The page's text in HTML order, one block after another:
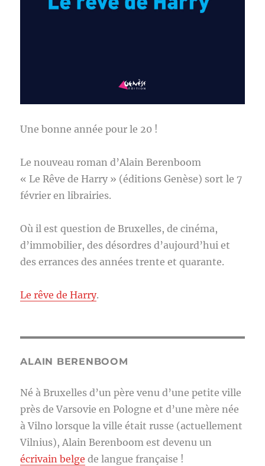
Une bonne année pour le 20 !
Le nouveau roman d’Alain Berenboom
« Le Rêve de Harry » (éditions Genèse) sort le 7
février en librairies.
Où il est question de Bruxelles, de cinéma,
d’immobilier, des désordres d’aujourd’hui et
des errances des années trente et quarante.
Le rêve de Harry.
ALAIN BERENBOOM
Né à Bruxelles d’un père venu d’une petite ville
près de Varsovie en Pologne et d’une mère née
à Vilno lorsque la ville était russe (actuellement
Vilnius), Alain Berenboom est devenu un
écrivain belge de langue française !